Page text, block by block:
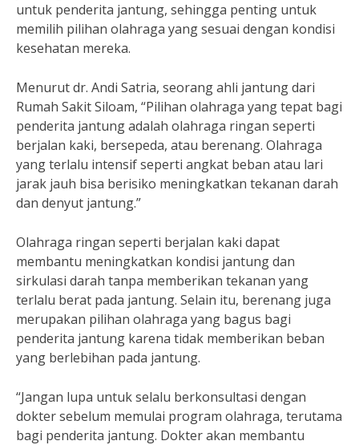
untuk penderita jantung, sehingga penting untuk
memilih pilihan olahraga yang sesuai dengan kondisi
kesehatan mereka.
Menurut dr. Andi Satria, seorang ahli jantung dari
Rumah Sakit Siloam, “Pilihan olahraga yang tepat bagi
penderita jantung adalah olahraga ringan seperti
berjalan kaki, bersepeda, atau berenang. Olahraga
yang terlalu intensif seperti angkat beban atau lari
jarak jauh bisa berisiko meningkatkan tekanan darah
dan denyut jantung.”
Olahraga ringan seperti berjalan kaki dapat
membantu meningkatkan kondisi jantung dan
sirkulasi darah tanpa memberikan tekanan yang
terlalu berat pada jantung. Selain itu, berenang juga
merupakan pilihan olahraga yang bagus bagi
penderita jantung karena tidak memberikan beban
yang berlebihan pada jantung.
“Jangan lupa untuk selalu berkonsultasi dengan
dokter sebelum memulai program olahraga, terutama
bagi penderita jantung. Dokter akan membantu